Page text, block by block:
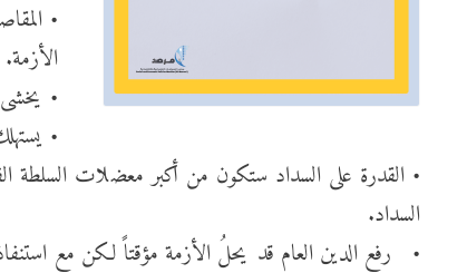
•
الأزمة.
• يخشى
•
• القدرة على السداد ستكون من أكبر معضلات السلطة
السداد.